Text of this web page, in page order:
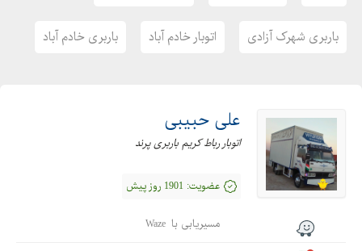
باربری شهرک آزادی اتوبار خادم آباد باربری خادم آباد
علی حبیبی
اتوبار رباط کریم باربری پرند
عضویت: 1901 روز پیش
مسیریابی با Waze